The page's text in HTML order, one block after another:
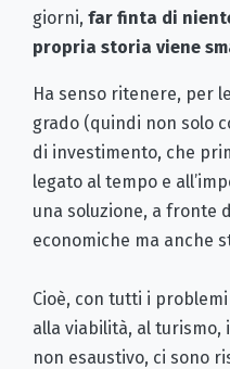
giorni, far finta di
propria storia viene
Ha senso ritenere, per
grado (quindi non solo
di investimento, che
legato al tempo e
una soluzione, a fronte
economiche ma anche
Cioè, con tutti i
alla viabilità, al turismo,
non esaustivo, ci sono